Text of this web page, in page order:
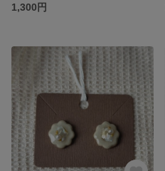
1,300円